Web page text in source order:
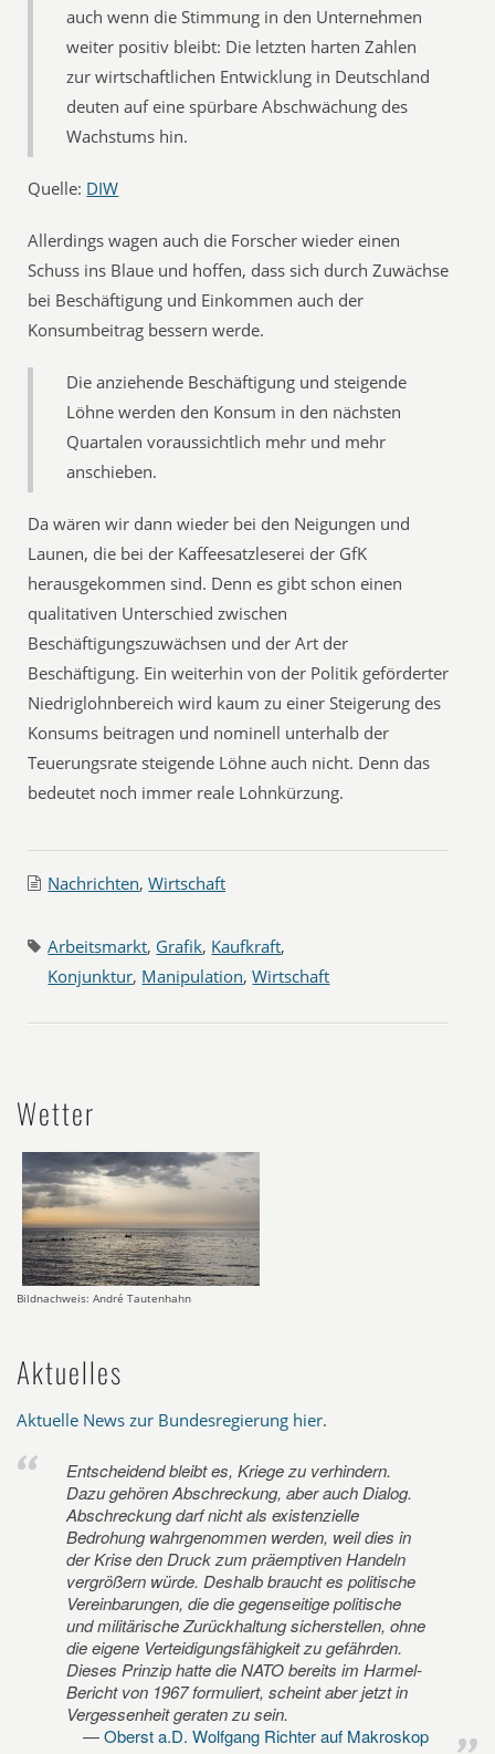
auch wenn die Stimmung in den Unternehmen
weiter positiv bleibt: Die letzten harten Zahlen
zur wirtschaftlichen Entwicklung in Deutschland
deuten auf eine spürbare Abschwächung des
Wachstums hin.
Quelle: DIW
Allerdings wagen auch die Forscher wieder einen
Schuss ins Blaue und hoffen, dass sich durch Zuwächse
bei Beschäftigung und Einkommen auch der
Konsumbeitrag bessern werde.
Die anziehende Beschäftigung und steigende
Löhne werden den Konsum in den nächsten
Quartalen voraussichtlich mehr und mehr
anschieben.
Da wären wir dann wieder bei den Neigungen und
Launen, die bei der Kaffeesatzleserei der GfK
herausgekommen sind. Denn es gibt schon einen
qualitativen Unterschied zwischen
Beschäftigungszuwächsen und der Art der
Beschäftigung. Ein weiterhin von der Politik geförderter
Niedriglohnbereich wird kaum zu einer Steigerung des
Konsums beitragen und nominell unterhalb der
Teuerungsrate steigende Löhne auch nicht. Denn das
bedeutet noch immer reale Lohnkürzung.
Nachrichten,Wirtschaft
Arbeitsmarkt, Grafik, Kaufkraft,
Konjunktur, Manipulation,Wirtschaft
Wetter
Bildnachweis: André Tautenhahn
Aktuelles
Aktuelle News zur Bundesregierung hier.
Entscheidend bleibt es, Kriege zu verhindern.
Dazu gehören Abschreckung, aber auch Dialog.
Abschreckung darf nicht als existenzielle
Bedrohung wahrgenommen werden, weil dies in
der Krise den Druck zum präemptiven Handeln
vergrößern würde. Deshalb braucht es politische
Vereinbarungen, die die gegenseitige politische
und militärische Zurückhaltung sicherstellen, ohne
die eigene Verteidigungsfähigkeit zu gefährden.
Dieses Prinzip hatte die NATO bereits im Harmel-
Bericht von 1967 formuliert, scheint aber jetzt in
Vergessenheit geraten zu sein.
Oberst a.D. Wolfgang Richter auf Makroskop